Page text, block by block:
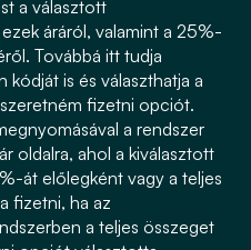
a választott
áráról, valamint a 25%-
Továbbá itt tudja
kódját is és választhatja a
fizetni opciót.
a rendszer
oldalra, ahol a kiválasztott
át előlegként vagy a teljes
fizetni, ha az
a teljes összeget